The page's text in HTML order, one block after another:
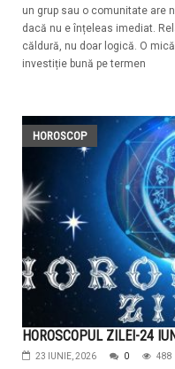
un grup sau o comunitate are
dacă nu e înțeleas imediat.
căldură, nu doar logică. O
investiție bună pe termen
HOROSCOP
HOROSCOPUL ZILEI-24
23 IUNIE, 2026 0 488